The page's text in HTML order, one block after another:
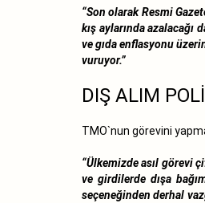
“Son olarak Resmi
kış aylarında azalacağı
ve gıda enflasyonu
vuruyor.”
DIŞ ALIM
TMO`nun görevini
“Ülkemizde asıl görevi
ve girdilerde dışa
seçeneğinden derhal